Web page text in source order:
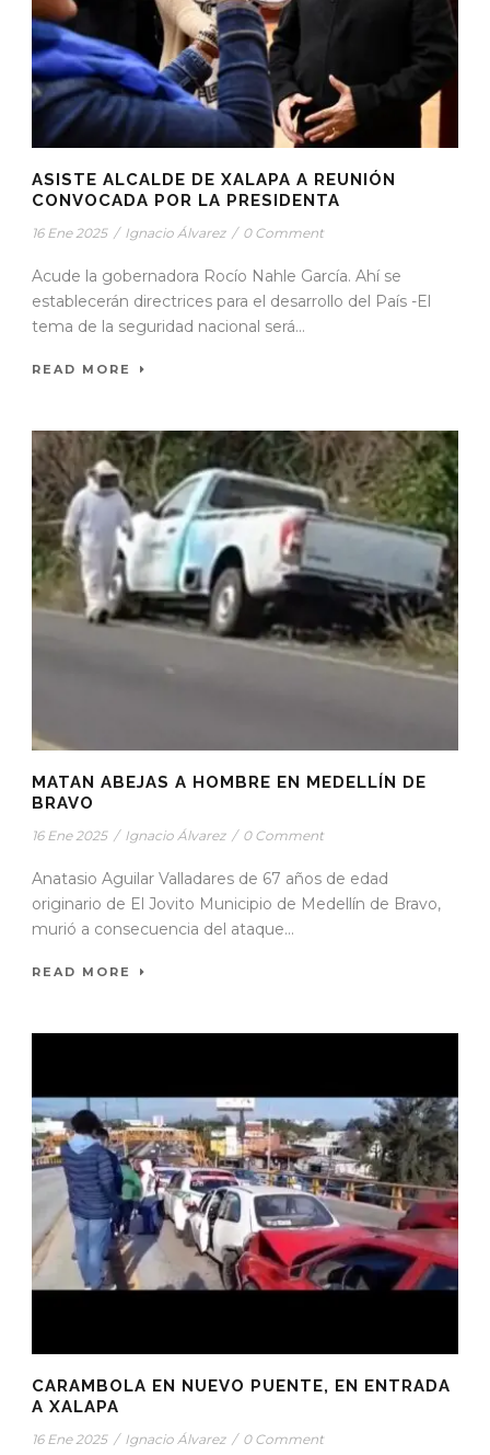
ASISTE ALCALDE DE XALAPA A REUNIÓN
CONVOCADA POR LA PRESIDENTA
16 Ene 2025 / Ignacio Álvarez / 0 Comment
Acude la gobernadora Rocío Nahle García. Ahí se
establecerán directrices para el desarrollo del País -El
tema de la seguridad nacional será...
READ MORE
MATAN ABEJAS A HOMBRE EN MEDELLÍN DE
BRAVO
16 Ene 2025 / Ignacio Álvarez / 0 Comment
Anatasio Aguilar Valladares de 67 años de edad
originario de El Jovito Municipio de Medellín de Bravo,
murió a consecuencia del ataque...
READ MORE
CARAMBOLA EN NUEVO PUENTE, EN ENTRADA
A XALAPA
16 Ene 2025 / Ignacio Álvarez / 0 Comment